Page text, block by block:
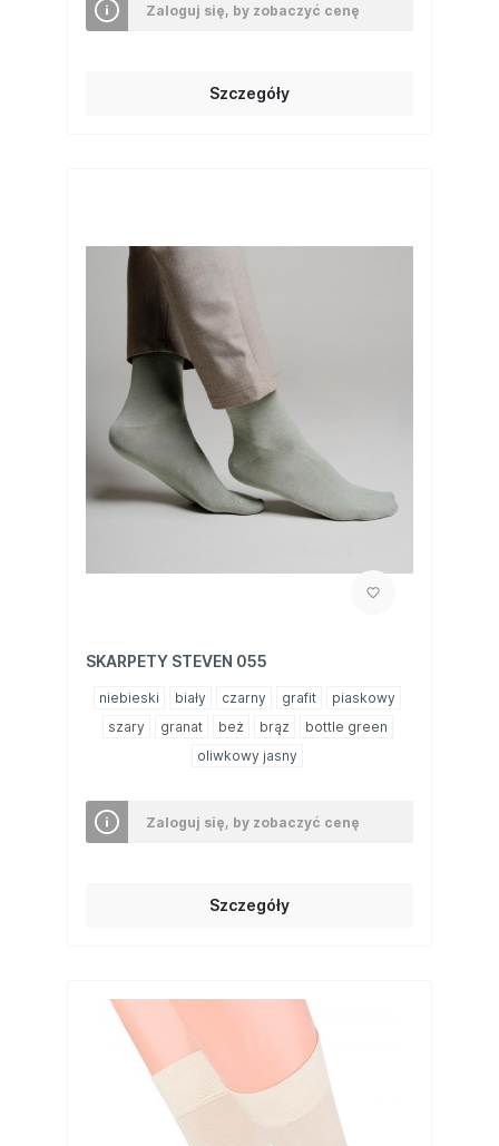
Zaloguj się, by zobaczyć cenę
Szczegóły
SKARPETY STEVEN 055
niebieski biały czarny grafit
piaskowy
szary
granat beż brąz
bottle green
oliwkowy jasny
Zaloguj się, by zobaczyć cenę
Szczegóły